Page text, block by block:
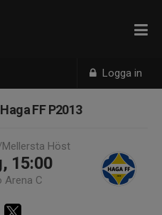
Logga in
FF P2013
Höst
15:00
Arena C